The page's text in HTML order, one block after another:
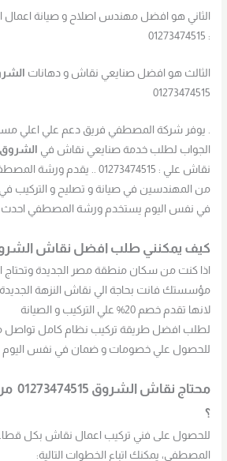
الثاني هو افضل مهندس اصلاح و صيانة اعمال
: 01273474515
الثالث هو افضل صنايعي نقاش و دهانات
01273474515
. يوفر شركة المصطفي فريق دعم علي اعلي
الجواب لطلب خدمة صنايعي نقاش في
الشروق
نقاش علي : 01273474515 ..
من المهندسين في صيانة و تصليح و التركيب
في نفس اليوم يستخدم ورشة المصطفي احدث و
كيف يمكنني طلب افضل نقاش الشروق
اذا كنت من سكان منطقة مصر الجديدة وتحتاج
مؤسستك فانت بحاجة الي نقاش النزهة
لانها تقدم خصم 20% علي التركيب و الصيانة
لطلب افضل طريقة تركيب نظام كامل تواصل
للحصول علي خصومات و ضمان في نفس اليوم
؟
للحصول على فني تركيب اعمال نقاش بكل
المصطفى، يمكنك اتباع الخطوات التالية: